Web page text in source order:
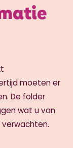
moeten er
De folder
wat u van